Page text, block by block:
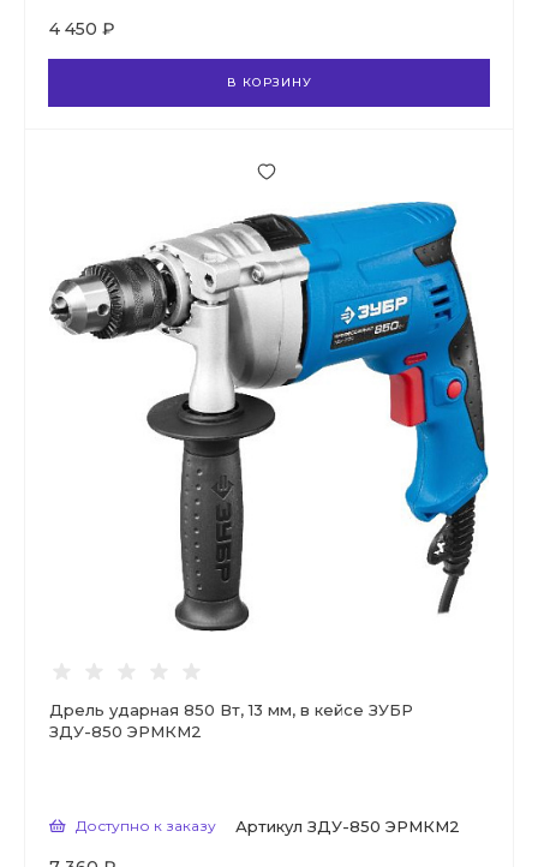
4 450 ₽
В КОРЗИНУ
Дрель ударная 850 Вт, 13 мм, в кейсе ЗУБР
ЗДУ-850 ЭРМКМ2
Доступно к заказу Артикул ЗДУ-850 ЭРМКМ2